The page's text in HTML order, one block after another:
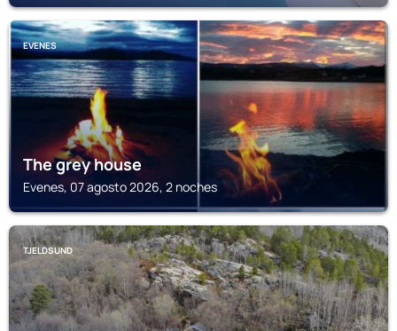
EVENES
The grey house
Evenes, 07 agosto 2026, 2 noches
TJELDSUND